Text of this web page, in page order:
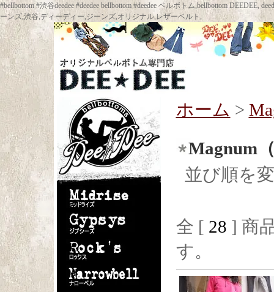
#bellbottom #渋谷deedee #deedee bellbottom #deedee ベルボトム,bellbottom
ーンズ,渋谷,ディーディー,ジーンズ,オリジナル,レザーベルト,
ホーム >
Magnum
並び順を
全 [ 28 ] 商
す。